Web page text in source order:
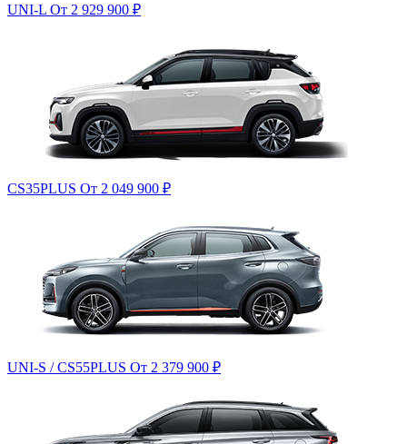
UNI-L От 2 929 900 ₽
CS35PLUS От 2 049 900 ₽
UNI-S / CS55PLUS От 2 379 900 ₽